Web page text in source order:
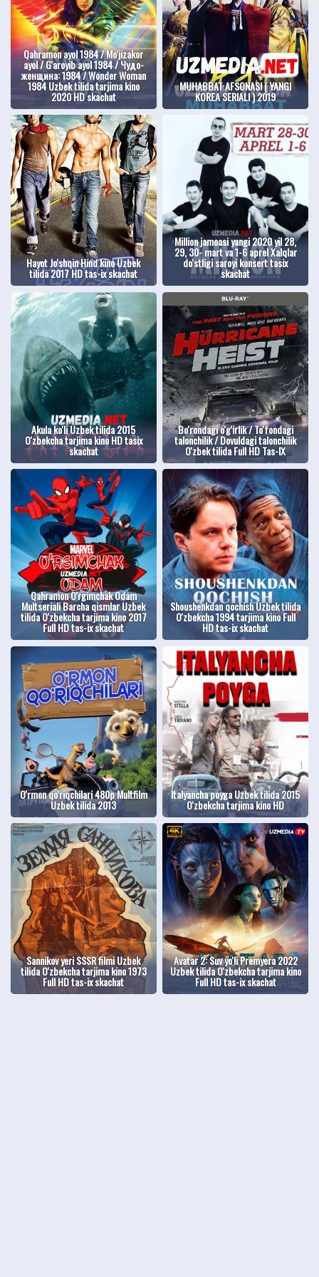
Qahramon ayol 1984 / Mo'jizakor
ayol / G'aroyib ayol 1984 / Чудо-
женщина: 1984 / Wonder Woman
1984 Uzbek tilida tarjima kino
2020 HD skachat
MUHABBAT AFSONASI ( YANGI
KOREA SERIALI ) 2019
Hayot Jo'shqin Hind kino Uzbek
tilida 2017 HD tas-ix skachat
Million jamoasi yangi 2020 yil 28,
29, 30- mart va 1-6 aprel Xalqlar
do'stligi saroyi konsert tasix
skachat
Akula ko'li Uzbek tilida 2015
O'zbekcha tarjima kino HD tasix
skachat
Bo'rondagi o'g'irlik / To'fondagi
talonchilik / Dovuldagi talonchilik
O'zbek tilida Full HD Tas-IX
Qahramon O'rgimchak Odam
Multseriali Barcha qismlar Uzbek
tilida O'zbekcha tarjima kino 2017
Full HD tas-ix skachat
Shoushenkdan qochish Uzbek tilida
O'zbekcha 1994 tarjima kino Full
HD tas-ix skachat
O'rmon qo'riqchilari 480p Multfilm
Uzbek tilida 2013
Italyancha poyga Uzbek tilida 2015
O'zbekcha tarjima kino HD
Sannikov yeri SSSR filmi Uzbek
tilida O'zbekcha tarjima kino 1973
Full HD tas-ix skachat
Avatar 2: Suv yo'li Premyera 2022
Uzbek tilida O'zbekcha tarjima kino
Full HD tas-ix skachat